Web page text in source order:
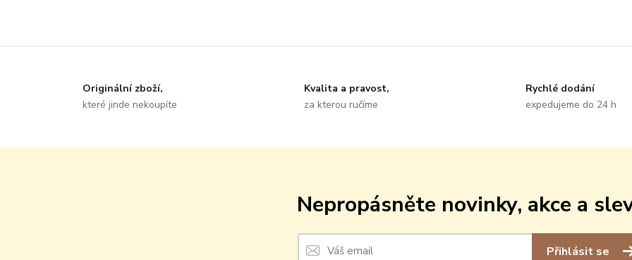
Originální zboží,
které jinde nekoupíte
Kvalita a pravost,
za kterou ručíme
Rychlé dodání
expedujeme do 24 h
Nepropásněte novinky, akce a
Přihlásit se